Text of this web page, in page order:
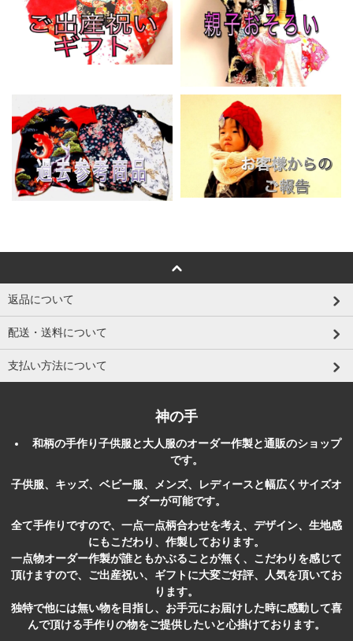
返品について
配送・送料について
支払い方法について
神の手
和柄の手作り子供服と大人服のオーダー作製と通販のショップ
です。
子供服、キッズ、ベビー服、メンズ、レディースと幅広くサイズオ
ーダーが可能です。
全て手作りですので、一点一点柄合わせを考え、デザイン、生地感
にもこだわり、作製しております。
一点物オーダー作製が誰ともかぶることが無く、こだわりを感じて
頂けますので、ご出産祝い、ギフトに大変ご好評、人気を頂いてお
ります。
独特で他には無い物を目指し、お手元にお届けした時に感動して喜
んで頂ける手作りの物をご提供したいと心掛けております。